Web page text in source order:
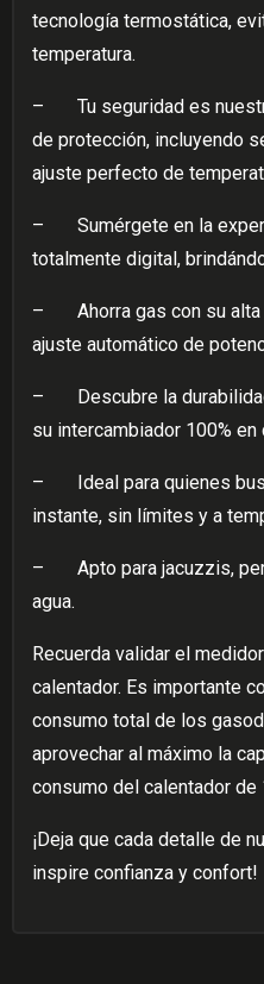
tecnología termostática,
temperatura.
– Tu seguridad es
de protección, incluyendo
ajuste perfecto de
– Sumérgete en la
totalmente digital,
– Ahorra gas con su
ajuste automático de
– Descubre la
su intercambiador 100% en
– Ideal para quienes
instante, sin límites y a
– Apto para jacuzzis,
agua.
Recuerda validar el
calentador. Es importante
consumo total de los
aprovechar al máximo la
consumo del calentador de
¡Deja que cada detalle de
inspire confianza y confort!